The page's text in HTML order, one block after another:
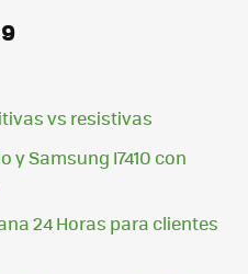
vs resistivas
y Samsung I7410 con
24 Horas para clientes